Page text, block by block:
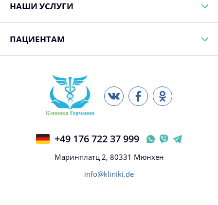
НАШИ УСЛУГИ
ПАЦИЕНТАМ
+49 176 722 37 999
Маринплатц 2, 80331 Мюнхен
info@kliniki.de